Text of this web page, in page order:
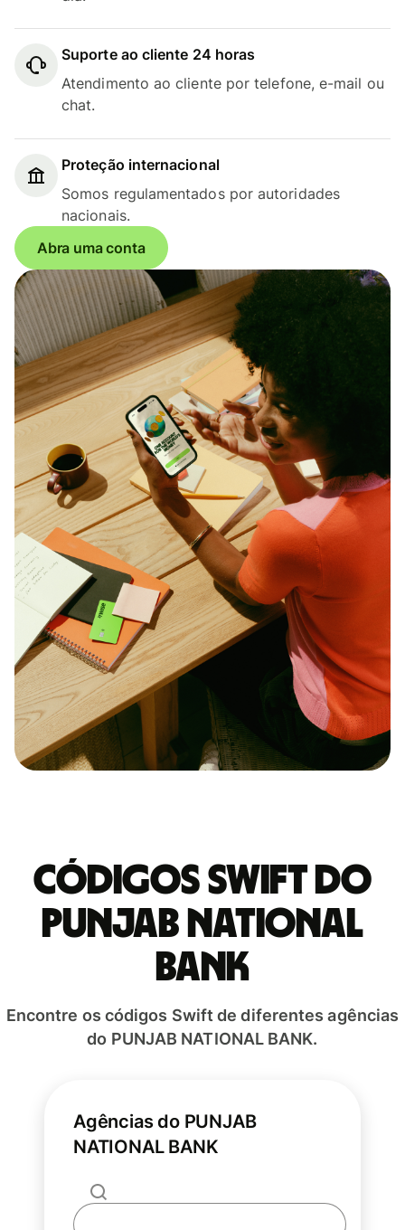
Suporte ao cliente 24 horas
Atendimento ao cliente por telefone, e-mail ou
chat.
Proteção internacional
Somos regulamentados por autoridades
nacionais.
Abra uma conta
Códigos Swift do
PUNJAB NATIONAL
BANK
Encontre os códigos Swift de diferentes agências
do PUNJAB NATIONAL BANK.
Agências do PUNJAB
NATIONAL BANK